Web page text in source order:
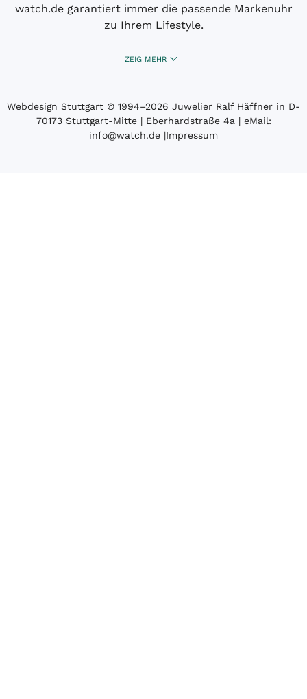
watch.de garantiert immer die passende Markenuhr
zu Ihrem Lifestyle.
ZEIG MEHR
Webdesign Stuttgart © 1994­–2026 Juwelier Ralf Häffner in D-
70173 Stuttgart-Mitte | Eberhardstraße 4a | eMail:
info@watch.de |Impressum